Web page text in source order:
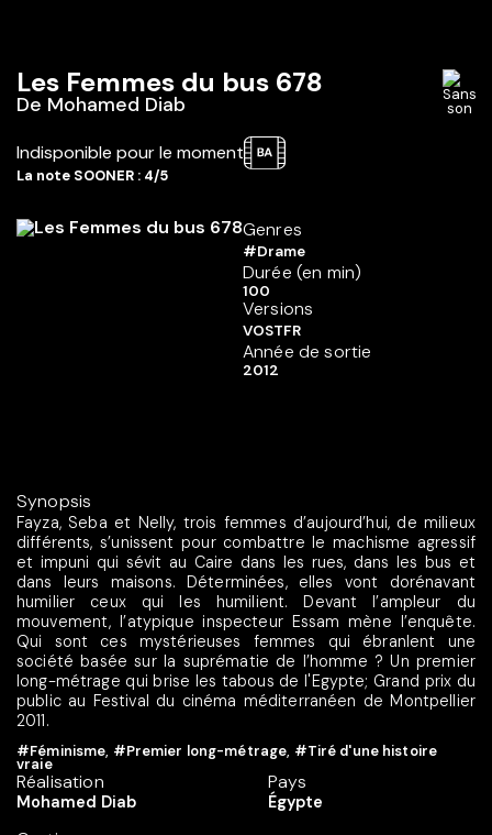
Les Femmes du bus 678
De Mohamed Diab
Indisponible pour le moment
La note SOONER : 4/5
Genres
#Drame
Durée (en min)
100
Versions
VOSTFR
Année de sortie
2012
Synopsis
Fayza, Seba et Nelly, trois femmes d’aujourd’hui, de milieux
différents, s’unissent pour combattre le machisme agressif
et impuni qui sévit au Caire dans les rues, dans les bus et
dans leurs maisons. Déterminées, elles vont dorénavant
humilier ceux qui les humilient. Devant l’ampleur du
mouvement, l’atypique inspecteur Essam mène l’enquête.
Qui sont ces mystérieuses femmes qui ébranlent une
société basée sur la suprématie de l’homme ? Un premier
long-métrage qui brise les tabous de l'Egypte; Grand prix du
public au Festival du cinéma méditerranéen de Montpellier
2011.
#Féminisme, #Premier long-métrage, #Tiré d'une histoire
vraie
Réalisation
Mohamed Diab
Pays
Égypte